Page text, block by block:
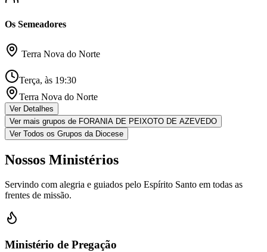
Os Semeadores
Terra Nova do Norte
Terça, às 19:30
Terra Nova do Norte
Ver Detalhes
Ver mais grupos de FORANIA DE PEIXOTO DE AZEVEDO
Ver Todos os Grupos da Diocese
Nossos Ministérios
Servindo com alegria e guiados pelo Espírito Santo em todas as
frentes de missão.
Ministério de Pregação